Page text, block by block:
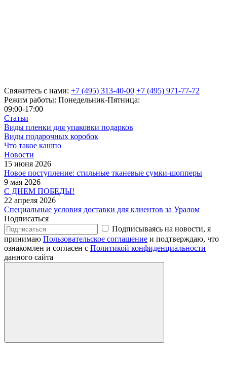
Свяжитесь с нами: +7 (495) 313-40-00 +7 (495) 971-77-72
Режим работы: Понедельник-Пятница:
09:00-17:00
Статьи
Виды пленки для упаковки подарков
Виды подарочных коробок
Что такое кашпо
Новости
15 июня 2026
Новое поступление: стильные тканевые сумки-шопперы
9 мая 2026
С ДНЕМ ПОБЕДЫ!
22 апреля 2026
Специальные условия доставки для клиентов за Уралом
Подписаться
Подписываясь на новости, я
принимаю Пользовательское соглашение и подтверждаю, что
ознакомлен и согласен с Политикой конфиденциальности
данного сайта